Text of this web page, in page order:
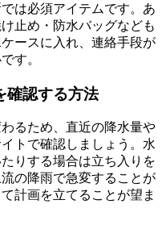
は必須アイテムです。あ
止め・防水バッグなども
ースに入れ、連絡手段が
す。
確認する方法
るため、直近の降水量や
トで確認しましょう。水
りする場合は立ち入りを
の降雨で急変することが
計画を立てることが望ま